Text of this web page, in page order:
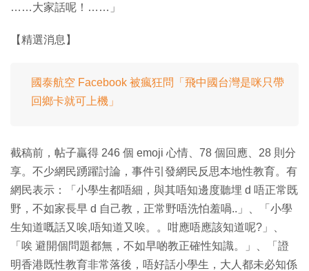
……大家話呢！……」
【精選消息】
國泰航空 Facebook 被瘋狂問「飛中國台灣是咪只帶
回鄉卡就可上機」
截稿前，帖子贏得 246 個 emoji 心情、78 個回應、28 則分
享。不少網民踴躍討論，事件引發網民反思本地性教育。有
網民表示：「小學生都唔細，與其唔知邊度聽埋 d 唔正常既
野，不如家長早 d 自己教，正常野唔洗怕羞喎..」、「小學
生知道嘅話又唉,唔知道又唉。。咁應唔應該知道呢?」、
「唉 避開個問題都無，不如早啲教正確性知識。」、「證
明香港既性教育非常落後，唔好話小學生，大人都未必知係